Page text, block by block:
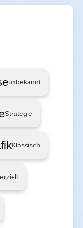
unbekannt
Strategie
Klassisch